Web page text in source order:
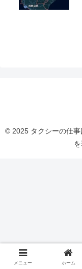
© 2025 タクシーの仕事
メニュー ホーム